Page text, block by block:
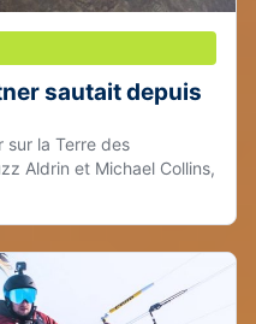
sautait depuis
sur la Terre des
Aldrin et Michael Collins,